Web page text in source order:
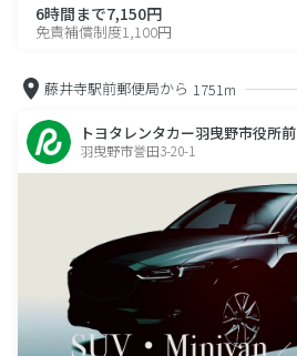
6時間まで7,150円
免責補償制度1,100円
藤井寺駅前郵便局から 1751m
トヨタレンタカー羽曳野市役所前
羽曳野市誉田3-20-1